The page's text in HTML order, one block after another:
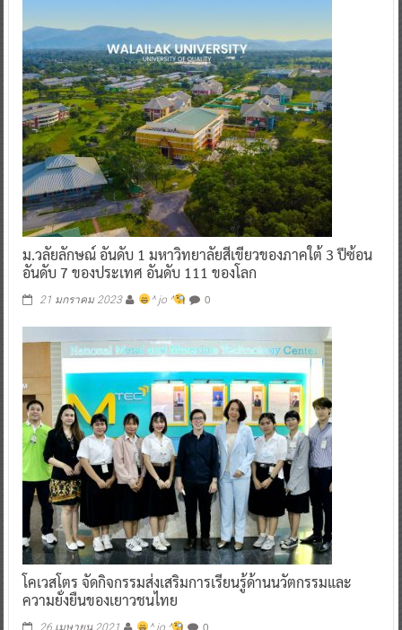
ม.วลัยลักษณ์ อันดับ 1 มหาวิทยาลัยสีเขียวของภาคใต้ 3 ปีซ้อน
อันดับ 7 ของประเทศ อันดับ 111 ของโลก
21 มกราคม 2023 ^ jo ^ 0
โคเวสโตร จัดกิจกรรมส่งเสริมการเรียนรู้ด้านนวัตกรรมและ
ความยั่งยืนของเยาวชนไทย
26 เมษายน 2021 ^ jo ^ 0